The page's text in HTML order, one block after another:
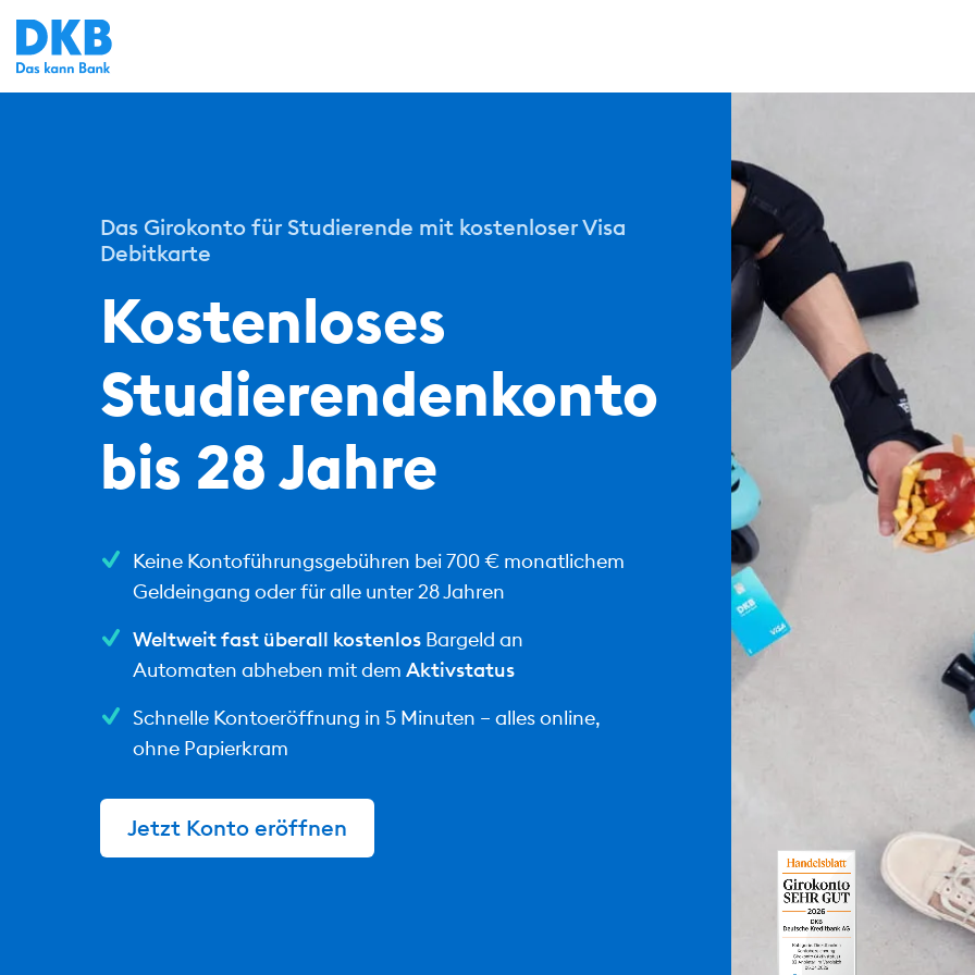
Das Girokonto für Studierende mit kostenloser Visa
Debitkarte
Kostenloses
Studierendenkonto
bis 28 Jahre
Keine Kontoführungsgebühren bei 700 € monatlichem
Geldeingang oder für alle unter 28 Jahren
Weltweit fast überall kostenlos Bargeld an
Automaten abheben mit demAktivstatus
Schnelle Kontoeröffnung in 5 Minuten – alles online,
ohne Papierkram
Jetzt Konto eröffnen